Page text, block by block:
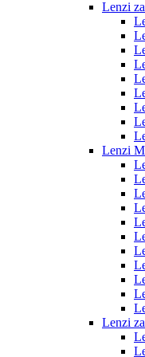
Lenzi
Lenzi
Lenzi